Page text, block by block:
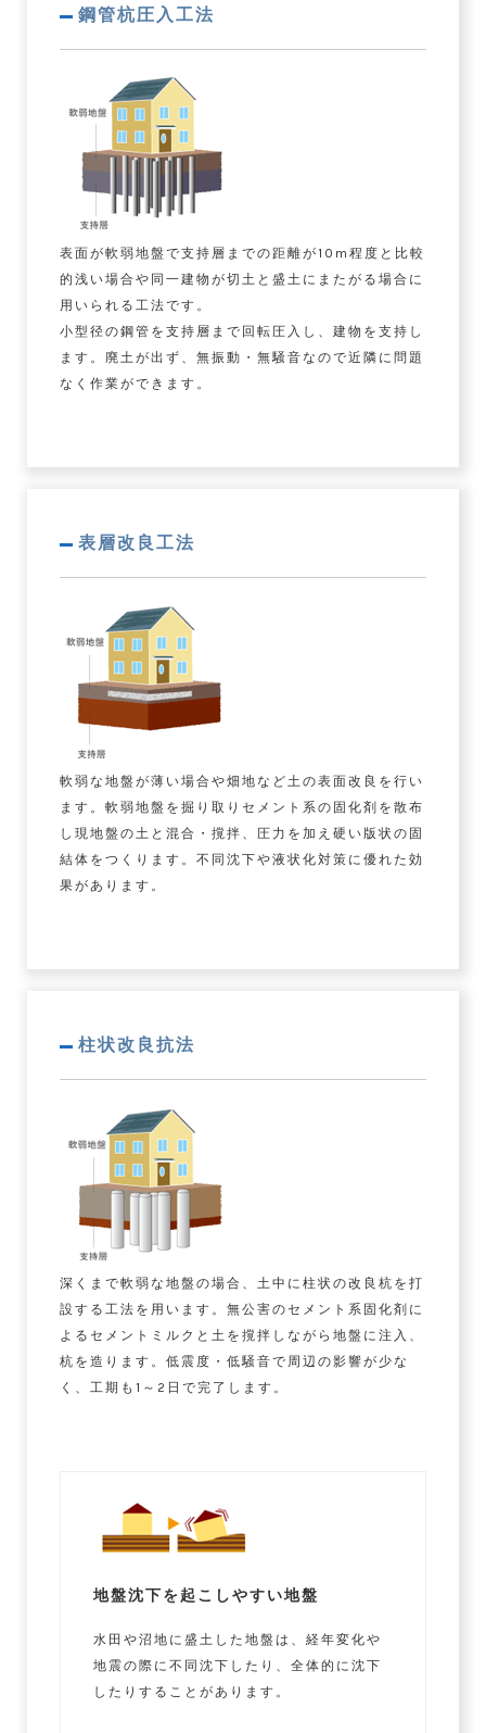
鋼管杭圧入工法
表面が軟弱地盤で支持層までの距離が10m程度と比較
的浅い場合や同一建物が切土と盛土にまたがる場合に
用いられる工法です。
小型径の鋼管を支持層まで回転圧入し、建物を支持し
ます。廃土が出ず、無振動・無騒音なので近隣に問題
なく作業ができます。
表層改良工法
軟弱な地盤が薄い場合や畑地など土の表面改良を行い
ます。軟弱地盤を掘り取りセメント系の固化剤を散布
し現地盤の土と混合・撹拌、圧力を加え硬い版状の固
結体をつくります。不同沈下や液状化対策に優れた効
果があります。
柱状改良抗法
深くまで軟弱な地盤の場合、土中に柱状の改良杭を打
設する工法を用います。無公害のセメント系固化剤に
よるセメントミルクと土を撹拌しながら地盤に注入、
杭を造ります。低震度・低騒音で周辺の影響が少な
く、工期も1～2日で完了します。
地盤沈下を起こしやすい地盤
水田や沼地に盛土した地盤は、経年変化や
地震の際に不同沈下したり、全体的に沈下
したりすることがあります。